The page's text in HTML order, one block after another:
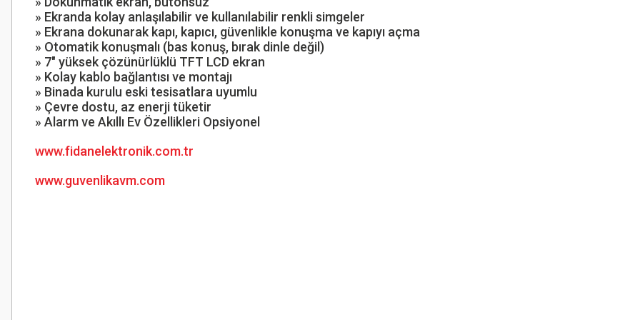
» Ekranda kolay anlaşılabilir ve kullanılabilir renkli simgeler
» Ekrana dokunarak kapı, kapıcı, güvenlikle konuşma ve kapıyı
» Otomatik konuşmalı (bas konuş, bırak dinle değil)
» 7" yüksek çözünürlüklü TFT LCD ekran
» Kolay kablo bağlantısı ve montajı
» Binada kurulu eski tesisatlara uyumlu
» Çevre dostu, az enerji tüketir
» Alarm ve Akıllı Ev Özellikleri Opsiyonel
www.fidanelektronik.com.tr
www.guvenlikavm.com